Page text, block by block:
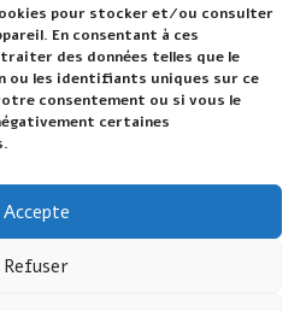
pour stocker et/ou consulter
En consentant à ces
des données telles que le
ou les identifiants uniques sur ce
consentement ou si vous le
certaines
Accepte
Refuser: 24 décembre 2021